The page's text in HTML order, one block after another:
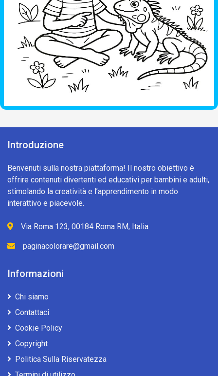
Introduzione
Benvenuti sulla nostra piattaforma! Il nostro obiettivo è
offrire contenuti divertenti ed educativi per bambini e adulti,
stimolando la creatività e l’apprendimento in modo
interattivo e piacevole.
Via Roma 123, 00184 Roma RM, Italia
paginacolorare@gmail.com
Informazioni
Chi siamo
Contattaci
Cookie Policy
Copyright
Politica Sulla Riservatezza